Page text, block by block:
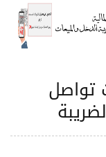
تواصل